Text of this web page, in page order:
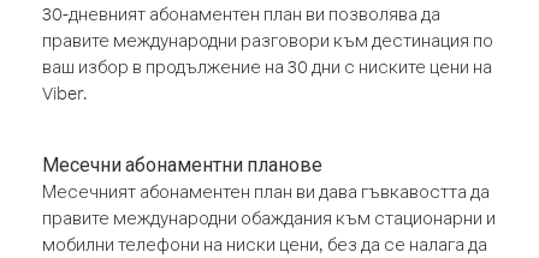
30-дневният абонаментен план ви позволява да
правите международни разговори към дестинация по
ваш избор в продължение на 30 дни с ниските цени на
Viber.
Месечни абонаментни планове
Месечният абонаментен план ви дава гъвкавостта да
правите международни обаждания към стационарни и
мобилни телефони на ниски цени, без да се налага да